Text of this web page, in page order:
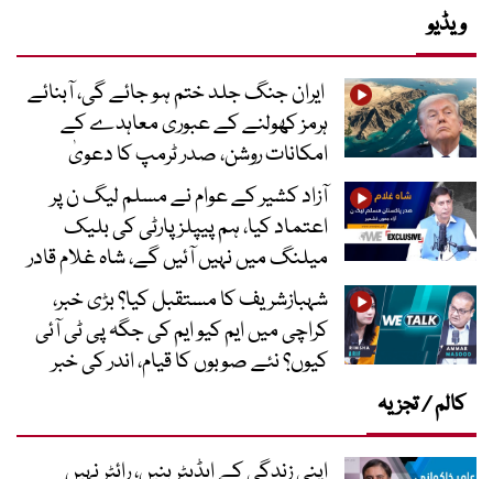
ویڈیو
ایران جنگ جلد ختم ہو جائے گی، آبنائے
ہرمز کھولنے کے عبوری معاہدے کے
امکانات روشن، صدر ٹرمپ کا دعویٰ
آزاد کشیر کے عوام نے مسلم لیگ ن پر
اعتماد کیا، ہم پیپلز پارٹی کی بلیک
میلنگ میں نہیں آئیں گے، شاہ غلام قادر
شہبازشریف کا مستقبل کیا؟ بڑی خبر،
کراچی میں ایم کیو ایم کی جگہ پی ٹی آئی
کیوں؟ نئے صوبوں کا قیام، اندر کی خبر
کالم / تجزیہ